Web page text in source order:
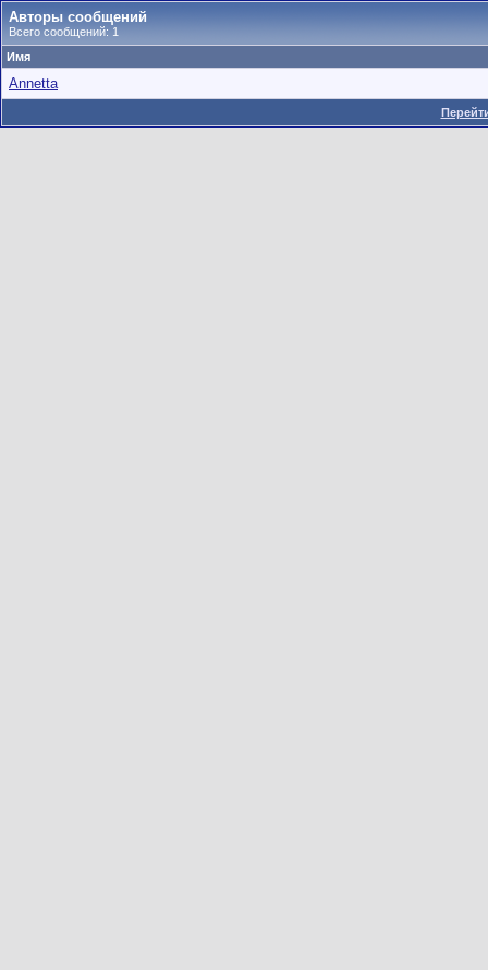
Авторы сообщений
Всего сообщений: 1
Имя
Annetta